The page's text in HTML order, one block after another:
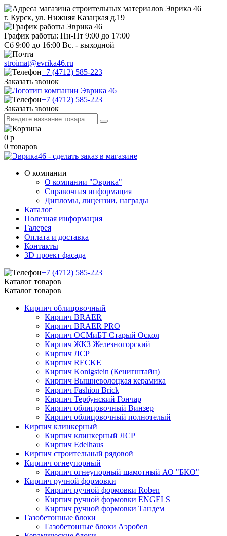
г. Курск, ул. Нижняя Казацкая д.19
График работы: Пн-Пт 9:00 до 17:00
Сб 9:00 до 16:00 Вс. - выходной
stroimat@evrika46.ru
+7 (4712) 585-223
Заказать звонок
+7 (4712) 585-223
Заказать звонок
0 р
0 товаров
О компании
О компании "Эврика"
Справочная информация
Дипломы, лицензии, награды
Каталог
Полезная информация
Галерея
Оплата и доставка
Контакты
3D проект фасада
+7 (4712) 585-223
Каталог товаров
Каталог товаров
Кирпич облицовочный
Кирпич BRAER
Кирпич BRAER PRO
Кирпич ОСМиБТ Старый Оскол
Кирпич ЖКЗ Железногорский
Кирпич ЛСР
Кирпич RECKE
Кирпич Konigstein (Кенигштайн)
Кирпич Вышневолоцкая керамика
Кирпич Fashion Brick
Кирпич Тербунский Гончар
Кирпич облицовочный Винзер
Кирпич облицовочный полнотелый
Кирпич клинкерный
Кирпич клинкерный ЛСР
Кирпич Edelhaus
Кирпич строительный рядовой
Кирпич огнеупорный
Кирпич огнеупорный шамотный АО "БКО"
Кирпич ручной формовки
Кирпич ручной формовки Roben
Кирпич ручной формовки ENGELS
Кирпич ручной формовки Тандем
Газобетонные блоки
Газобетонные блоки Аэробел